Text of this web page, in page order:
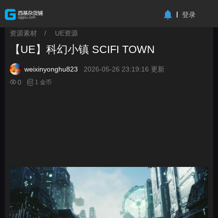
登录
资源素材 / UE资源
【UE】科幻小镇 SCIFI TOWN
weixinyonghu823
2026-05-26 23:19:16 更新
0
1 金币